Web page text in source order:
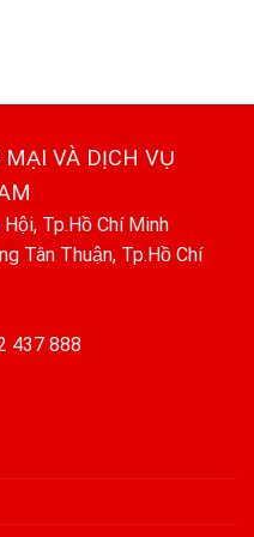
VÀ DỊCH VỤ
Tp.Hồ Chí Minh
Tân Thuận, Tp.Hồ Chí
437 888